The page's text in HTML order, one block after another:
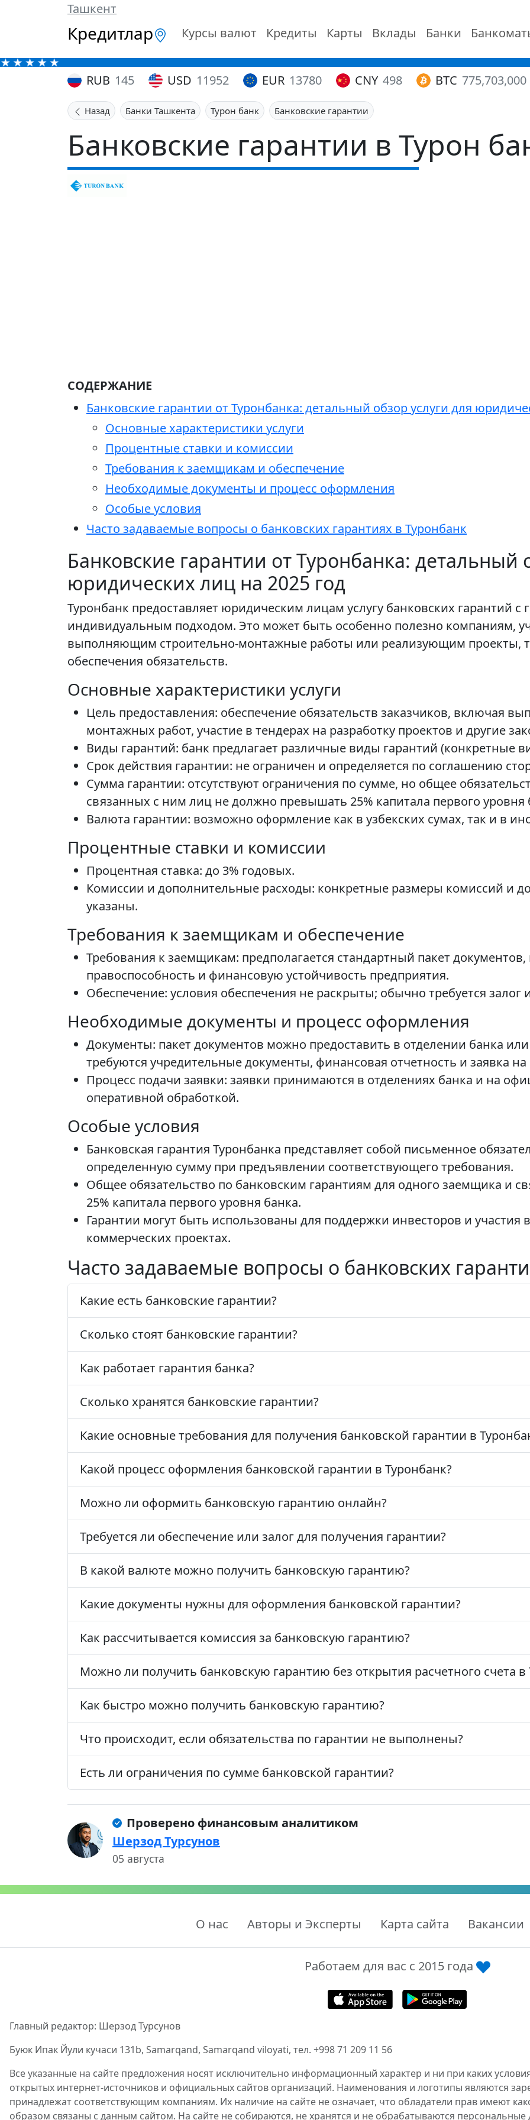
Ташкент
Кредитлар Курсы валют Кредиты Карты Вклады Банки
RUB 145 USD 11952 EUR 13780 CNY 498 BTC 775,703,000
Назад Банки Ташкента Турон банк Банковские гарантии
Банковские гарантии в Турон
СОДЕРЖАНИЕ
Банковские гарантии от Туронбанка: детальный обзор услуги для
Основные характеристики услуги
Процентные ставки и комиссии
Требования к заемщикам и обеспечение
Необходимые документы и процесс оформления
Особые условия
Часто задаваемые вопросы о банковских гарантиях в Туронбанк
Банковские гарантии от Туронбанка: детальный
юридических лиц на 2025 год
Туронбанк предоставляет юридическим лицам услугу банковских гарантий
индивидуальным подходом. Это может быть особенно полезно компаниям,
выполняющим строительно-монтажные работы или реализующим проекты,
обеспечения обязательств.
Основные характеристики услуги
Цель предоставления: обеспечение обязательств заказчиков, включая
монтажных работ, участие в тендерах на разработку проектов и другие
Виды гарантий: банк предлагает различные виды гарантий (конкретные
Срок действия гарантии: не ограничен и определяется по соглашению
Сумма гарантии: отсутствуют ограничения по сумме, но общее
связанных с ним лиц не должно превышать 25% капитала первого уровня
Валюта гарантии: возможно оформление как в узбекских сумах, так и в
Процентные ставки и комиссии
Процентная ставка: до 3% годовых.
Комиссии и дополнительные расходы: конкретные размеры комиссий и
указаны.
Требования к заемщикам и обеспечение
Требования к заемщикам: предполагается стандартный пакет
правоспособность и финансовую устойчивость предприятия.
Обеспечение: условия обеспечения не раскрыты; обычно требуется
Необходимые документы и процесс оформления
Документы: пакет документов можно предоставить в отделении банка
требуются учредительные документы, финансовая отчетность и заявка
Процесс подачи заявки: заявки принимаются в отделениях банка и на
оперативной обработкой.
Особые условия
Банковская гарантия Туронбанка представляет собой письменное
определенную сумму при предъявлении соответствующего требования.
Общее обязательство по банковским гарантиям для одного заемщика и
25% капитала первого уровня банка.
Гарантии могут быть использованы для поддержки инвесторов и участия
коммерческих проектах.
Часто задаваемые вопросы о банковских
Какие есть банковские гарантии?
Сколько стоят банковские гарантии?
Как работает гарантия банка?
Сколько хранятся банковские гарантии?
Какие основные требования для получения банковской гарантии в
Какой процесс оформления банковской гарантии в Туронбанк?
Можно ли оформить банковскую гарантию онлайн?
Требуется ли обеспечение или залог для получения гарантии?
В какой валюте можно получить банковскую гарантию?
Какие документы нужны для оформления банковской гарантии?
Как рассчитывается комиссия за банковскую гарантию?
Можно ли получить банковскую гарантию без открытия расчетного счета в
Как быстро можно получить банковскую гарантию?
Что происходит, если обязательства по гарантии не выполнены?
Есть ли ограничения по сумме банковской гарантии?
Проверено финансовым аналитиком
Шерзод Турсунов
05 августа
О нас Авторы и Эксперты Карта сайта Вакансии
Работаем для вас с 2015 года
Главный редактор: Шерзод Турсунов
Буюк Ипак Йули кучаси 131b, Samarqand, Samarqand viloyati, тел. +998 71 209 11 56
Все указанные на сайте предложения носят исключительно информационный характер и ни при каких
открытых интернет-источников и официальных сайтов организаций. Наименования и логотипы являются
принадлежат соответствующим компаниям. Их наличие на сайте не означает, что обладатели прав имеют
образом связаны с данным сайтом. На сайте не собираются, не хранятся и не обрабатываются